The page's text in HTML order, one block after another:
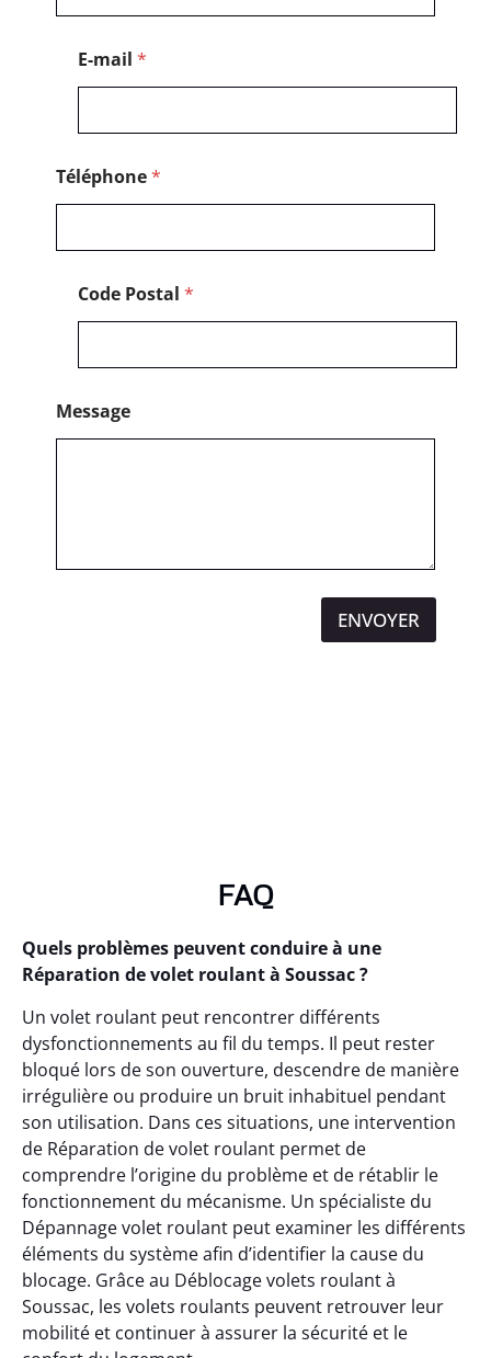
E-mail *
Téléphone*
Code Postal *
Message
ENVOYER
FAQ
Quels problèmes peuvent conduire à une
Réparation de volet roulant à Soussac ?
Un volet roulant peut rencontrer différents
dysfonctionnements au fil du temps. Il peut rester
bloqué lors de son ouverture, descendre de manière
irrégulière ou produire un bruit inhabituel pendant
son utilisation. Dans ces situations, une intervention
de Réparation de volet roulant permet de
comprendre l’origine du problème et de rétablir le
fonctionnement du mécanisme. Un spécialiste du
Dépannage volet roulant peut examiner les différents
éléments du système afin d’identifier la cause du
blocage. Grâce au Déblocage volets roulant à
Soussac, les volets roulants peuvent retrouver leur
mobilité et continuer à assurer la sécurité et le